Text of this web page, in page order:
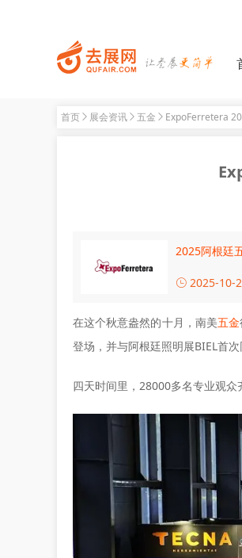
首页 展会资讯 五金 ExpoFerretera
2025阿根廷
2025-10-
在这个秋意盎然的十月，南美五金
登场，并与阿根廷照明展BIEL首次
四天时间里，28000多名专业观众